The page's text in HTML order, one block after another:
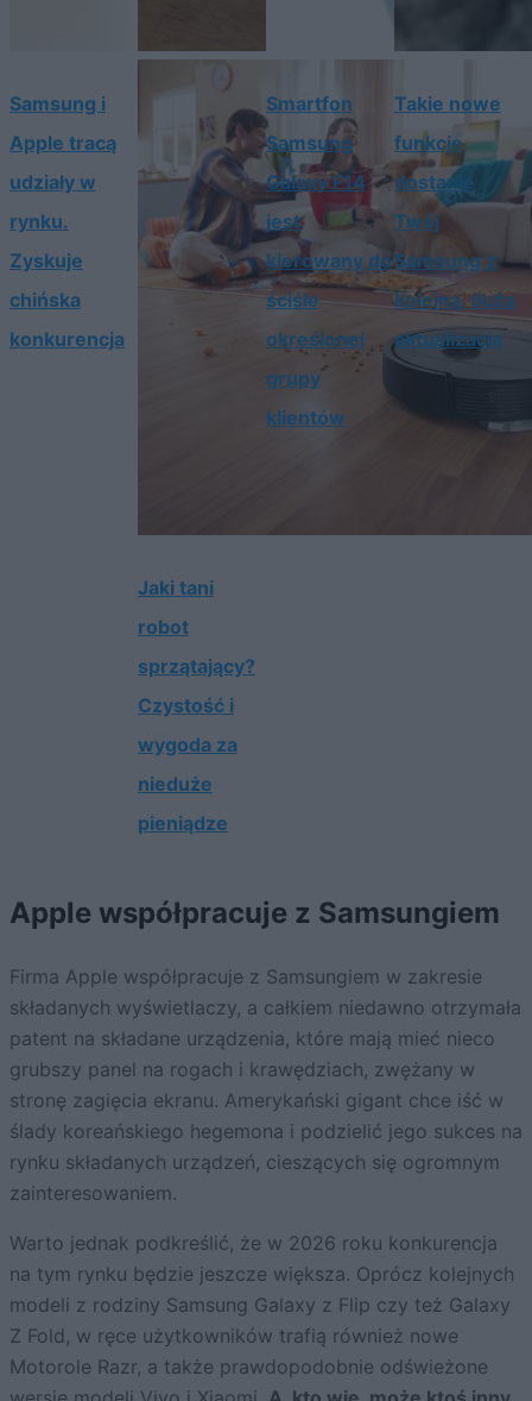
Samsung i
Apple tracą
udziały w
rynku.
Zyskuje
chińska
konkurencja
Jaki tani
robot
sprzątający?
Czystość i
wygoda za
nieduże
pieniądze
Smartfon
Samsung
Galaxy F14
jest
kierowany do
ściśle
określonej
grupy
klientów
Takie nowe
funkcje
dostanie
Twój
Samsung z
kolejną, dużą
aktualizacją
Apple współpracuje z Samsungiem
Firma Apple współpracuje z Samsungiem w zakresie
składanych wyświetlaczy, a całkiem niedawno otrzymała
patent na składane urządzenia, które mają mieć nieco
grubszy panel na rogach i krawędziach, zwężany w
stronę zagięcia ekranu. Amerykański gigant chce iść w
ślady koreańskiego hegemona i podzielić jego sukces na
rynku składanych urządzeń, cieszących się ogromnym
zainteresowaniem.
Warto jednak podkreślić, że w 2026 roku konkurencja
na tym rynku będzie jeszcze większa. Oprócz kolejnych
modeli z rodziny Samsung Galaxy z Flip czy też Galaxy
Z Fold, w ręce użytkowników trafią również nowe
Motorole Razr, a także prawdopodobnie odświeżone